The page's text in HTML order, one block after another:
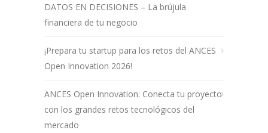
DATOS EN DECISIONES – La brújula
financiera de tu negocio
¡Prepara tu startup para los retos del ANCES
Open Innovation 2026!
ANCES Open Innovation: Conecta tu proyecto
con los grandes retos tecnológicos del
mercado